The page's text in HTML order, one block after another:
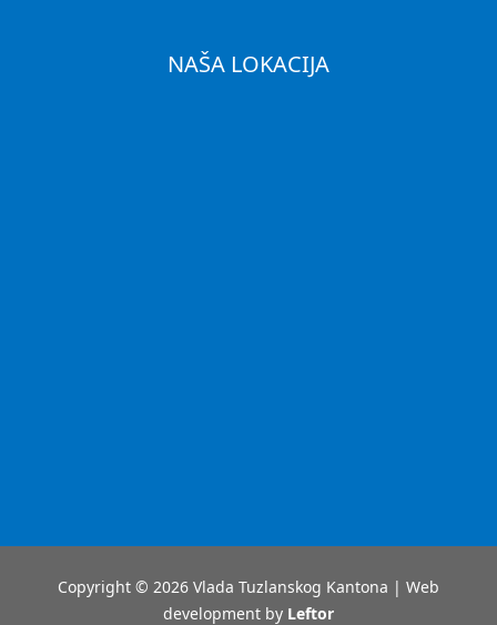
NAŠA LOKACIJA
Copyright © 2026 Vlada Tuzlanskog Kantona | Web
development by Leftor